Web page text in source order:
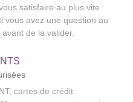
satisfaire au plus vite.
vous avez une question au
de la valider.
cartes de crédit